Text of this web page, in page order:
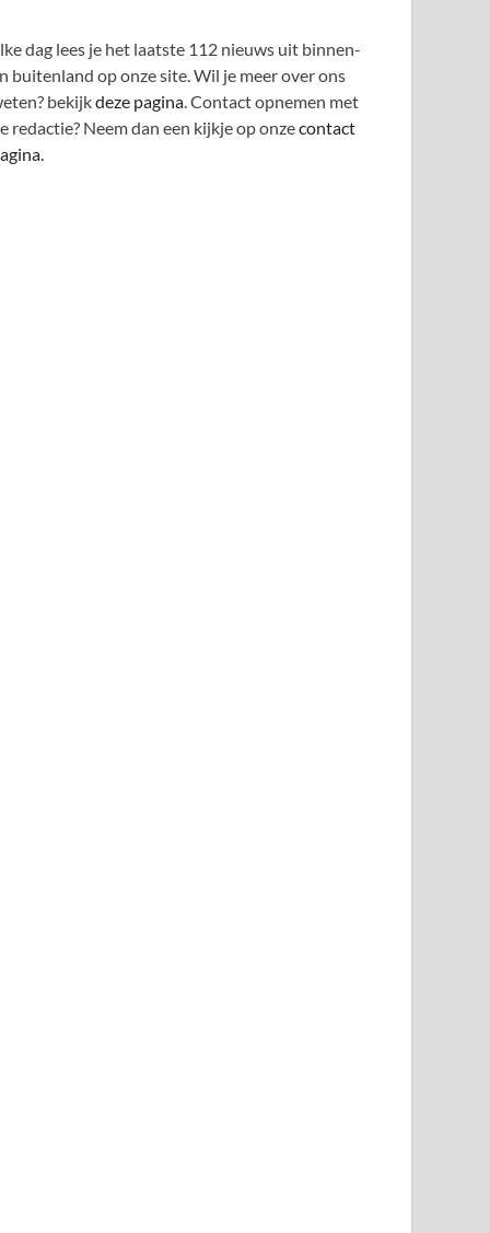
dag lees je het laatste 112 nieuws uit binnen-
buitenland op onze site. Wil je meer over ons
bekijkdeze pagina. Contact opnemen met
redactie? Neem dan een kijkje op onzecontact